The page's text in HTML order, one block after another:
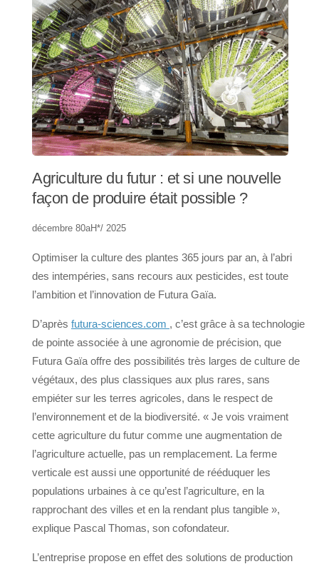
Agriculture du futur : et si une nouvelle
façon de produire était possible ?
décembre 80aH*/ 2025
Optimiser la culture des plantes 365 jours par an, à l’abri
des intempéries, sans recours aux pesticides, est toute
l’ambition et l’innovation de Futura Gaïa.
D’après futura-sciences.com , c’est grâce à sa technologie
de pointe associée à une agronomie de précision, que
Futura Gaïa offre des possibilités très larges de culture de
végétaux, des plus classiques aux plus rares, sans
empiéter sur les terres agricoles, dans le respect de
l’environnement et de la biodiversité. « Je vois vraiment
cette agriculture du futur comme une augmentation de
l’agriculture actuelle, pas un remplacement. La ferme
verticale est aussi une opportunité de rééduquer les
populations urbaines à ce qu’est l’agriculture, en la
rapprochant des villes et en la rendant plus tangible »,
explique Pascal Thomas, son cofondateur.
L’entreprise propose en effet des solutions de production